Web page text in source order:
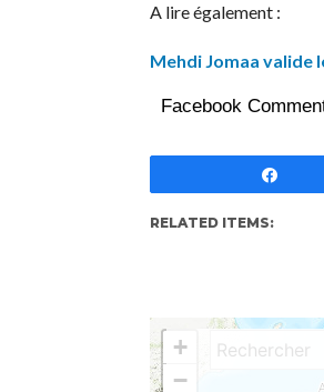
A lire également :
Mehdi Jomaa valide
Facebook
RELATED ITEMS: